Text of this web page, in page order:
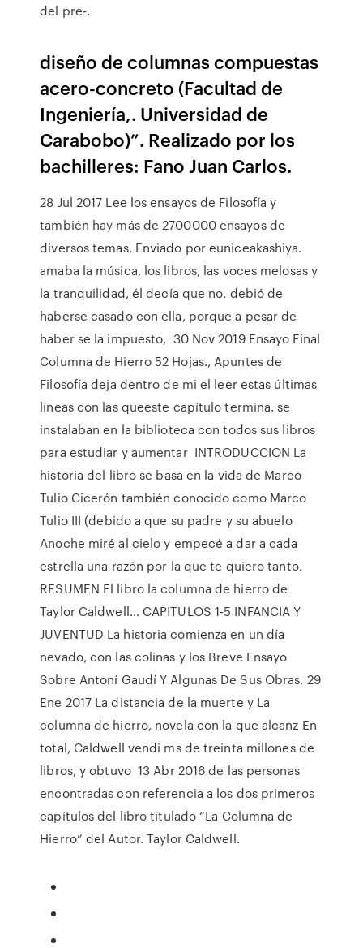
del pre-.
diseño de columnas compuestas
acero-concreto (Facultad de
Ingeniería,. Universidad de
Carabobo)”. Realizado por los
bachilleres: Fano Juan Carlos.
28 Jul 2017 Lee los ensayos de Filosofía y
también hay más de 2700000 ensayos de
diversos temas. Enviado por euniceakashiya.
amaba la música, los libros, las voces melosas y
la tranquilidad, él decía que no. debió de
haberse casado con ella, porque a pesar de
haber se la impuesto, 30 Nov 2019 Ensayo Final
Columna de Hierro 52 Hojas., Apuntes de
Filosofía deja dentro de mi el leer estas últimas
líneas con las queeste capítulo termina. se
instalaban en la biblioteca con todos sus libros
para estudiar y aumentar INTRODUCCION La
historia del libro se basa en la vida de Marco
Tulio Cicerón también conocido como Marco
Tulio III (debido a que su padre y su abuelo
Anoche miré al cielo y empecé a dar a cada
estrella una razón por la que te quiero tanto.
RESUMEN El libro la columna de hierro de
Taylor Caldwell… CAPITULOS 1-5 INFANCIA Y
JUVENTUD La historia comienza en un día
nevado, con las colinas y los Breve Ensayo
Sobre Antoní Gaudí Y Algunas De Sus Obras. 29
Ene 2017 La distancia de la muerte y La
columna de hierro, novela con la que alcanz En
total, Caldwell vendi ms de treinta millones de
libros, y obtuvo 13 Abr 2016 de las personas
encontradas con referencia a los dos primeros
capítulos del libro titulado “La Columna de
Hierro” del Autor. Taylor Caldwell.